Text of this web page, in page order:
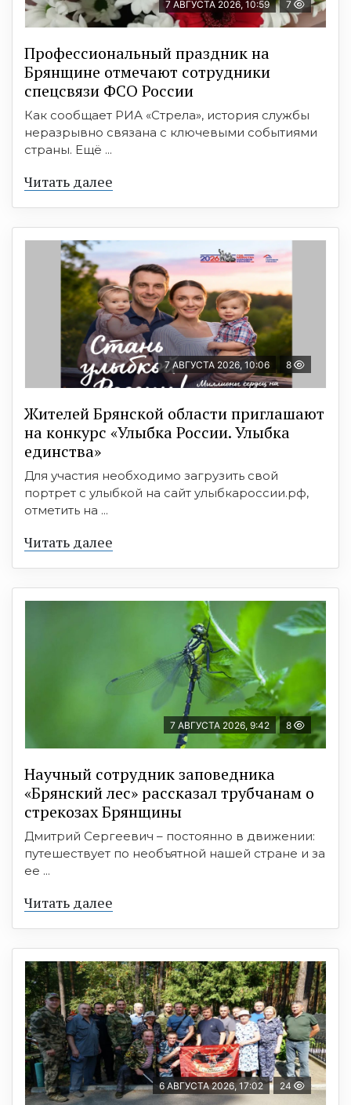
7 АВГУСТА 2026, 10:59 7
Профессиональный праздник на
Брянщине отмечают сотрудники
спецсвязи ФСО России
Как сообщает РИА «Стрела», история службы
неразрывно связана с ключевыми событиями
страны. Ещё ...
Читать далее
7 АВГУСТА 2026, 10:06 8
Жителей Брянской области приглашают
на конкурс «Улыбка России. Улыбка
единства»
Для участия необходимо загрузить свой
портрет с улыбкой на сайт улыбкароссии.рф,
отметить на ...
Читать далее
7 АВГУСТА 2026, 9:42 8
Научный сотрудник заповедника
«Брянский лес» рассказал трубчанам о
стрекозах Брянщины
Дмитрий Сергеевич – постоянно в движении:
путешествует по необъятной нашей стране и за
ее ...
Читать далее
6 АВГУСТА 2026, 17:02 24